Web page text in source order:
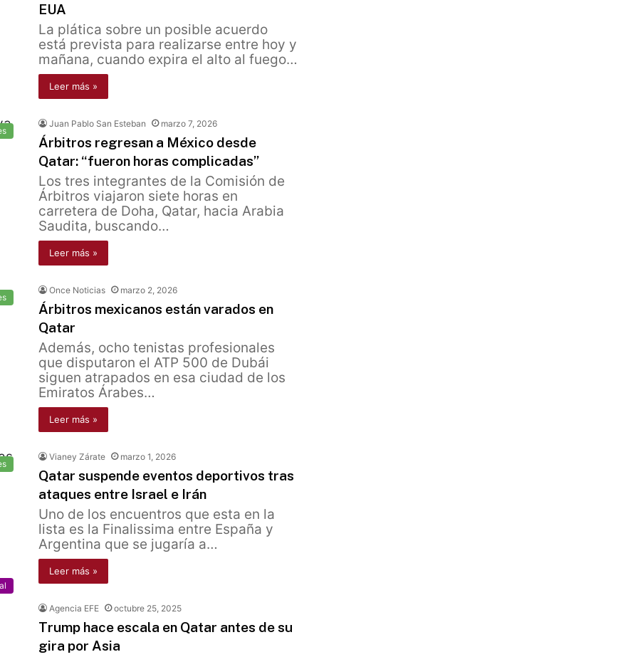
EUA
La plática sobre un posible acuerdo
está prevista para realizarse entre hoy y
mañana, cuando expira el alto al fuego…
Leer más »
Juan Pablo San Esteban marzo 7, 2026
Árbitros regresan a México desde
Qatar: “fueron horas complicadas”
Los tres integrantes de la Comisión de
Árbitros viajaron siete horas en
carretera de Doha, Qatar, hacia Arabia
Saudita, buscando…
Leer más »
Once Noticias marzo 2, 2026
Árbitros mexicanos están varados en
Qatar
Además, ocho tenistas profesionales
que disputaron el ATP 500 de Dubái
siguen atrapados en esa ciudad de los
Emiratos Árabes…
Leer más »
Vianey Zárate marzo 1, 2026
Qatar suspende eventos deportivos tras
ataques entre Israel e Irán
Uno de los encuentros que esta en la
lista es la Finalissima entre España y
Argentina que se jugaría a…
Leer más »
Agencia EFE octubre 25, 2025
Trump hace escala en Qatar antes de su
gira por Asia